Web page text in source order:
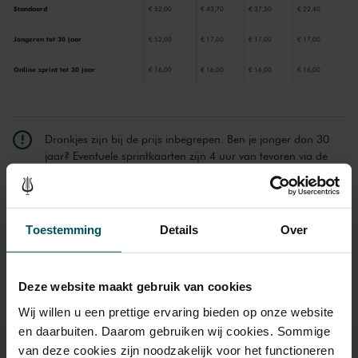
Toestemming Details Over
Deze website maakt gebruik van cookies
Wij willen u een prettige ervaring bieden op onze website
en daarbuiten. Daarom gebruiken wij cookies. Sommige
van deze cookies zijn noodzakelijk voor het functioneren
Standaard € 52,00 € 43,70 € 37,50 € 22,40
Jongeren tot 30 jaar € 52,00 € 17,00 € 17,00 € 17,00
Online sprint tot 30 jaar € 16,00 € 16,00 € 16,00 € 16,00
Drankjes zijn bij de prijs inbegrepen. Ben je jonger dan 30
jaar? Eventuele sprintkaarten zijn 4 uur van tevoren via de
u rolstoelplaatsen bestellen? Mail naar
kassa@concertgebouw.nl of bel de Concertgebouwlijn op